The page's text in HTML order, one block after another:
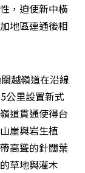
，迫使新中橫
地區連通後相
越嶺道在沿線
公里設置新式
道貫通使得台
崖與岩生植
高聳的針闊葉
草地與灌木